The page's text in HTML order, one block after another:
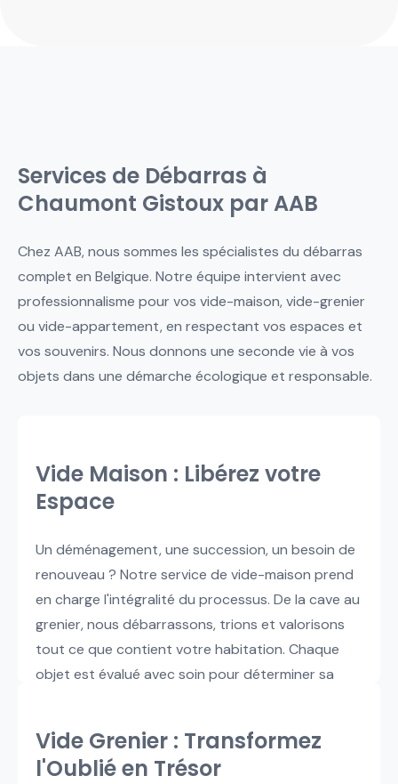
Services de Débarras à
Chaumont Gistoux par AAB
Chez AAB, nous sommes les spécialistes du débarras
complet en Belgique. Notre équipe intervient avec
professionnalisme pour vos vide-maison, vide-grenier
ou vide-appartement, en respectant vos espaces et
vos souvenirs. Nous donnons une seconde vie à vos
objets dans une démarche écologique et responsable.
Vide Maison : Libérez votre
Espace
Un déménagement, une succession, un besoin de
renouveau ? Notre service de vide-maison prend
en charge l'intégralité du processus. De la cave au
grenier, nous débarrassons, trions et valorisons
tout ce que contient votre habitation. Chaque
objet est évalué avec soin pour déterminer sa
Vide Grenier : Transformez
l'Oublié en Trésor